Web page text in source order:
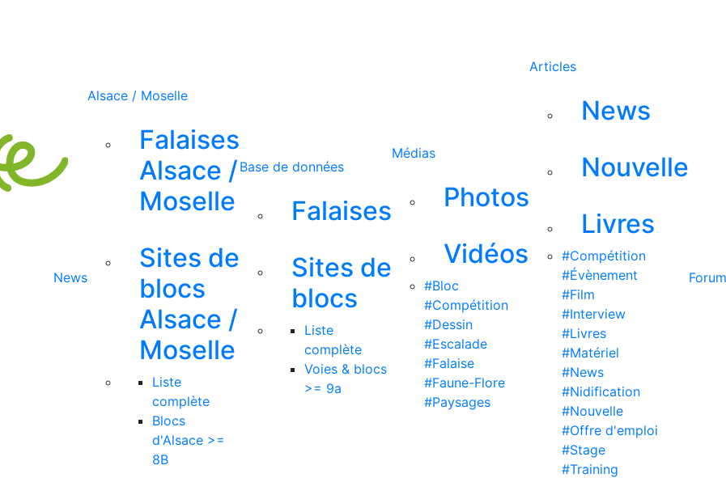
News
Alsace / Moselle
Falaises
Alsace /
Moselle
Sites de
blocs
Alsace /
Moselle
Liste
complète
Blocs
d'Alsace >=
8B
Base de données
Falaises
Sites de
blocs
Liste
complète
Voies & blocs
>= 9a
Médias
Photos
Vidéos
#Bloc
#Compétition
#Dessin
#Escalade
#Falaise
#Faune-Flore
#Paysages
Articles
News
Nouvelle
Livres
#Compétition
#Évènement
#Film
#Interview
#Livres
#Matériel
#News
#Nidification
#Nouvelle
#Offre d'emploi
#Stage
#Training
Forum